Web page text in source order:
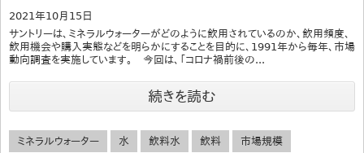
2021年10月15日
サントリーは、ミネラルウォーターがどのように飲用されているのか、飲用頻度、
飲用機会や購入実態などを明らかにすることを目的に、1991年から毎年、市場
動向調査を実施しています。 今回は、「コロナ禍前後の...
続きを読む
ミネラルウォーター 水 飲料水 飲料 市場規模